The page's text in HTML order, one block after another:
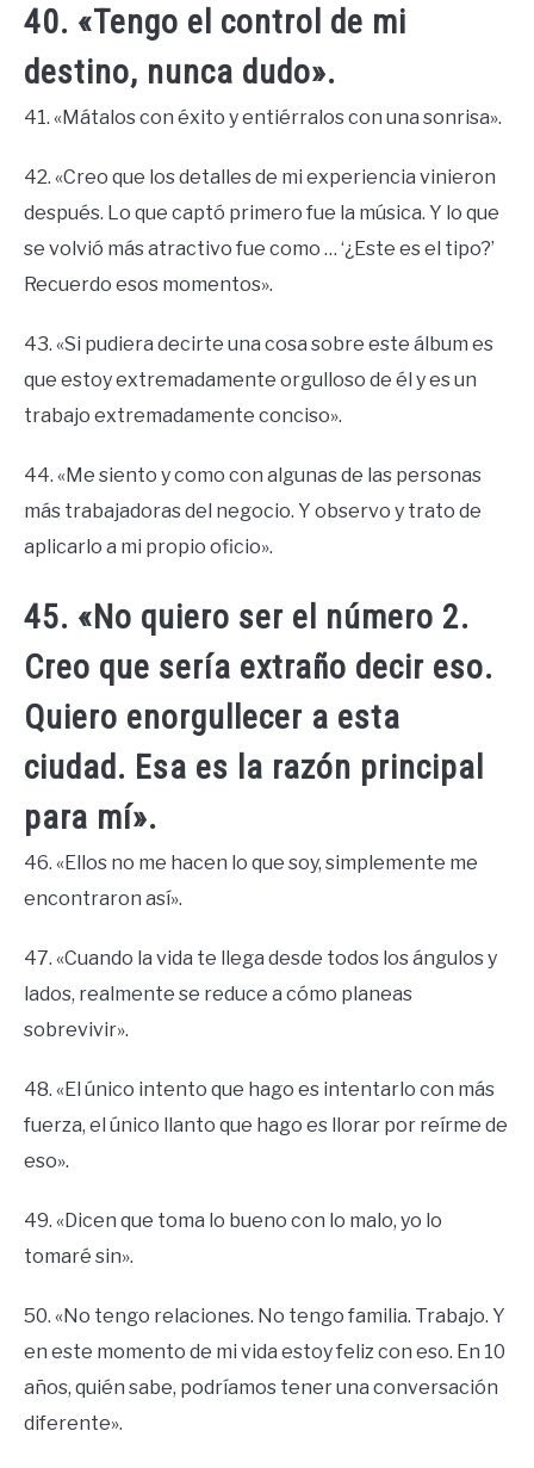
40. «Tengo el control de mi
destino, nunca dudo».
41. «Mátalos con éxito y entiérralos con una sonrisa».
42. «Creo que los detalles de mi experiencia vinieron
después. Lo que captó primero fue la música. Y lo que
se volvió más atractivo fue como … ‘¿Este es el tipo?’
Recuerdo esos momentos».
43. «Si pudiera decirte una cosa sobre este álbum es
que estoy extremadamente orgulloso de él y es un
trabajo extremadamente conciso».
44. «Me siento y como con algunas de las personas
más trabajadoras del negocio. Y observo y trato de
aplicarlo a mi propio oficio».
45. «No quiero ser el número 2.
Creo que sería extraño decir eso.
Quiero enorgullecer a esta
ciudad. Esa es la razón principal
para mí».
46. «Ellos no me hacen lo que soy, simplemente me
encontraron así».
47. «Cuando la vida te llega desde todos los ángulos y
lados, realmente se reduce a cómo planeas
sobrevivir».
48. «El único intento que hago es intentarlo con más
fuerza, el único llanto que hago es llorar por reírme de
eso».
49. «Dicen que toma lo bueno con lo malo, yo lo
tomaré sin».
50. «No tengo relaciones. No tengo familia. Trabajo. Y
en este momento de mi vida estoy feliz con eso. En 10
años, quién sabe, podríamos tener una conversación
diferente».